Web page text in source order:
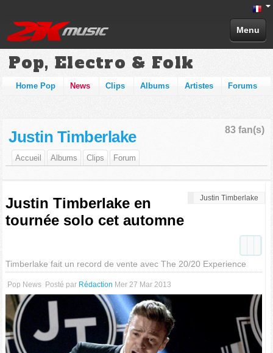
Menu
Pop, Electro & Folk
Home Pop News Clips Albums Artistes Forums
83 fan(s)
Justin Timberlake
Accueil Albums Clips Forum
Justin Timberlake
Justin Timberlake en
tournée solo cet automne
Timberlake fait un record de vente avec The 20/20 Experience
Pop News Posté par Rédaction Mer 27 Mar 2013